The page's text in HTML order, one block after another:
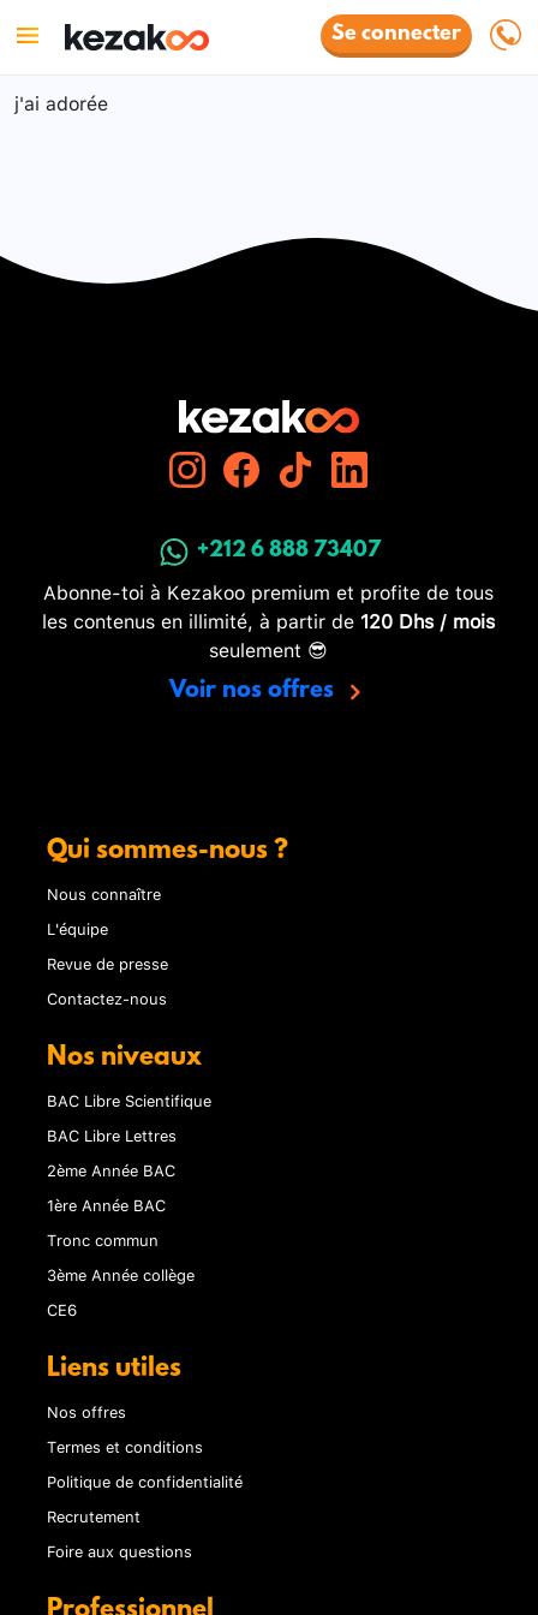
Se connecter
j'ai adorée
+212 6 888 73407
Abonne-toi à Kezakoo premium et profite de tous
les contenus en illimité, à partir de 120 Dhs / mois
seulement 😎
Voir nos offres
Qui sommes-nous ?
Nous connaître
L'équipe
Revue de presse
Contactez-nous
Nos niveaux
BAC Libre Scientifique
BAC Libre Lettres
2ème Année BAC
1ère Année BAC
Tronc commun
3ème Année collège
CE6
Liens utiles
Nos offres
Termes et conditions
Politique de confidentialité
Recrutement
Foire aux questions